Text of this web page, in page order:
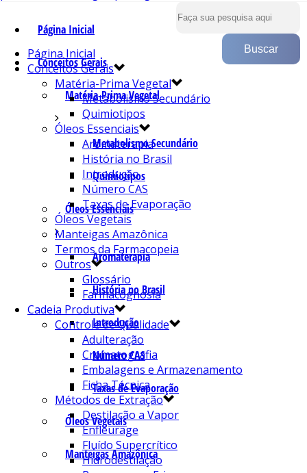
Página Inicial
Conceitos Gerais
Matéria-Prima Vegetal
Metabolismo Secundário
Quimiotipos
Óleos Essenciais
Aromaterapia
História no Brasil
Introdução
Número CAS
Taxas de Evaporação
Óleos Vegetais
Manteigas Amazônica
Página Inicial
Conceitos Gerais
Matéria-Prima Vegetal
Metabolismo Secundário
Quimiotipos
Óleos Essenciais
Aromaterapia
História no Brasil
Introdução
Número CAS
Taxas de Evaporação
Óleos Vegetais
Manteigas Amazônica
Termos da Farmacopeia
Outros
Glossário
Farmacognosia
Cadeia Produtiva
Controle de Qualidade
Adulteração
Cromatografia
Embalagens e Armazenamento
Ficha Técnica
Métodos de Extração
Destilação a Vapor
Enfleurage
Fluído Supercrítico
Hidrodestilação